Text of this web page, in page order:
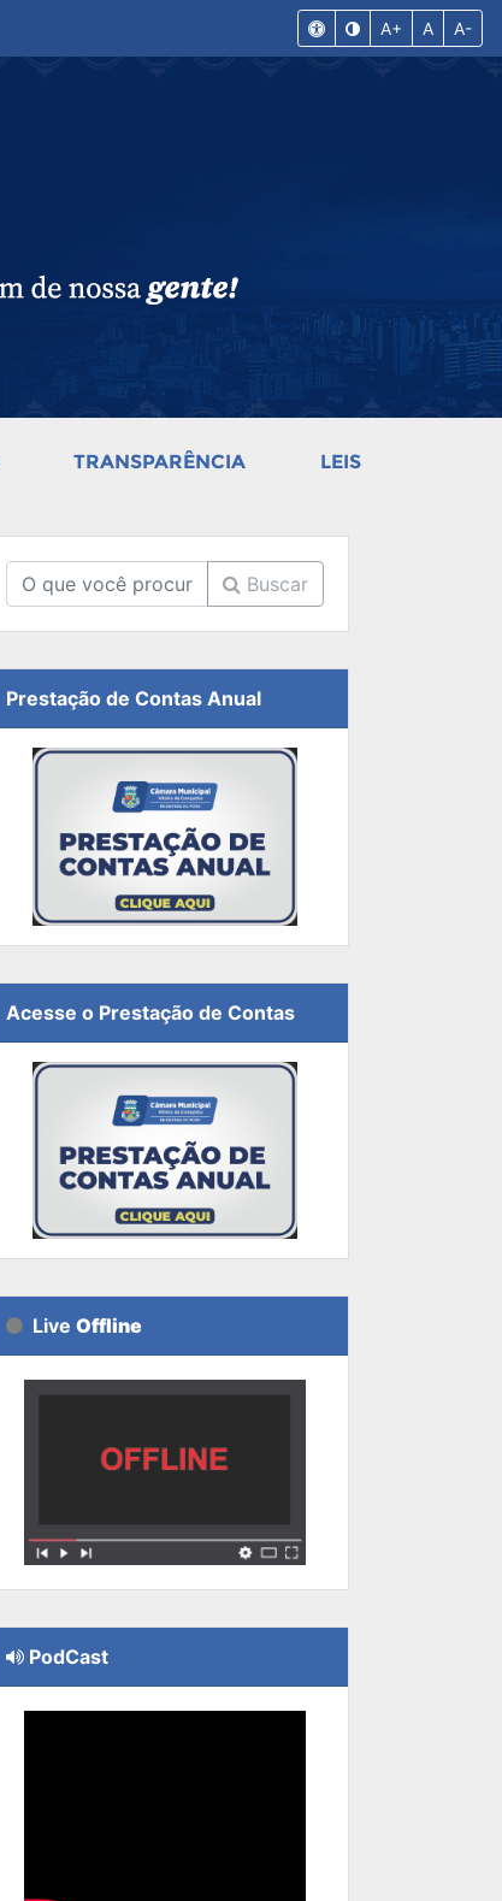
A+ A A-
TRANSPARÊNCIA
LEIS
Buscar
Prestação de Contas Anual
Acesse o Prestação de Contas
Live Offline
PodCast